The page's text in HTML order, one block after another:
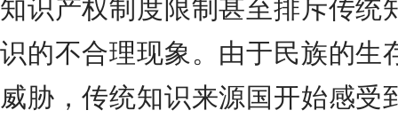
知识产权制度限制甚至排斥传统
识的不合理现象。由于民族的生
威胁，传统知识来源国开始感受